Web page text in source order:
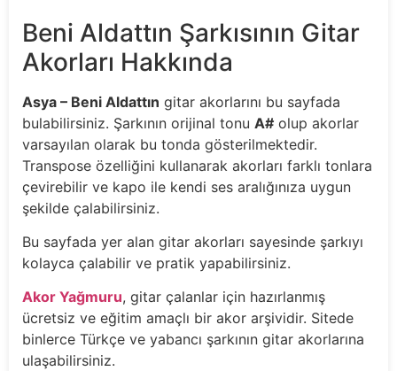
Beni Aldattın Şarkısının Gitar
Akorları Hakkında
Asya – Beni Aldattın gitar akorlarını bu sayfada
bulabilirsiniz. Şarkının orijinal tonu A# olup akorlar
varsayılan olarak bu tonda gösterilmektedir.
Transpose özelliğini kullanarak akorları farklı tonlara
çevirebilir ve kapo ile kendi ses aralığınıza uygun
şekilde çalabilirsiniz.
Bu sayfada yer alan gitar akorları sayesinde şarkıyı
kolayca çalabilir ve pratik yapabilirsiniz.
Akor Yağmuru, gitar çalanlar için hazırlanmış
ücretsiz ve eğitim amaçlı bir akor arşividir. Sitede
binlerce Türkçe ve yabancı şarkının gitar akorlarına
ulaşabilirsiniz.